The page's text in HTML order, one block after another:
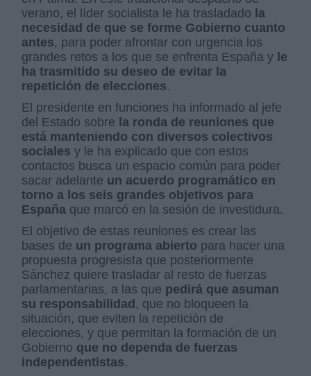
verano, el líder socialista le ha trasladado la
necesidad de que se forme Gobierno cuanto
antes, para poder afrontar con urgencia los
grandes retos a los que se enfrenta España y le
ha trasmitido su deseo de evitar la
repetición de elecciones.
El presidente en funciones ha informado al jefe
del Estado sobre la ronda de reuniones que
está manteniendo con diversos colectivos
sociales y le ha explicado que con estos
contactos busca un espacio común para poder
sacar adelante un acuerdo programático en
torno a los seis grandes objetivos para
España que marcó en la sesión de investidura.
El objetivo de estas reuniones es crear las
bases de un programa abierto para hacer una
propuesta progresista que posteriormente
Sánchez quiere trasladar al resto de fuerzas
parlamentarias, a las que pedirá que asuman
su responsabilidad , que no bloqueen la
situación, que eviten la repetición de
elecciones, y que permitan la formación de un
Gobierno que no dependa de fuerzas
independentistas.